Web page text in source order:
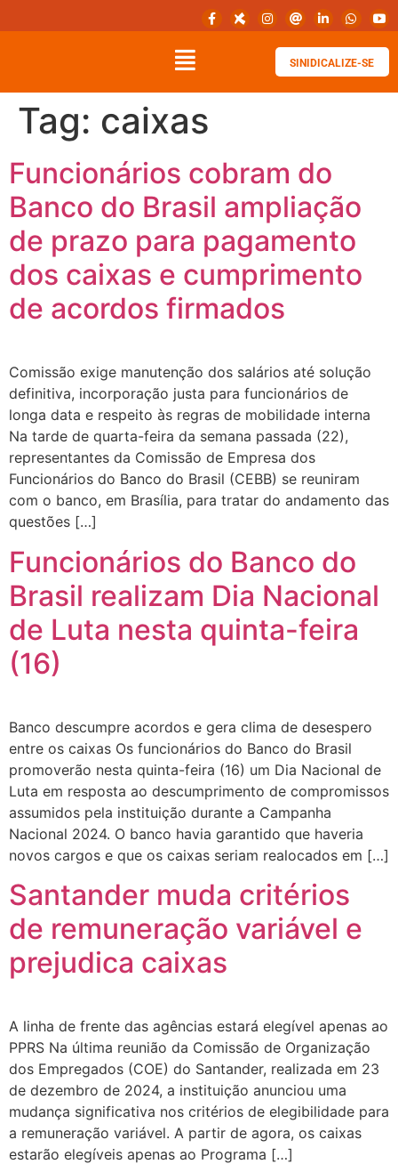
SINIDICALIZE-SE
Tag: caixas
Funcionários cobram do
Banco do Brasil ampliação
de prazo para pagamento
dos caixas e cumprimento
de acordos firmados
Comissão exige manutenção dos salários até solução
definitiva, incorporação justa para funcionários de
longa data e respeito às regras de mobilidade interna
Na tarde de quarta-feira da semana passada (22),
representantes da Comissão de Empresa dos
Funcionários do Banco do Brasil (CEBB) se reuniram
com o banco, em Brasília, para tratar do andamento das
questões […]
Funcionários do Banco do
Brasil realizam Dia Nacional
de Luta nesta quinta-feira
(16)
Banco descumpre acordos e gera clima de desespero
entre os caixas Os funcionários do Banco do Brasil
promoverão nesta quinta-feira (16) um Dia Nacional de
Luta em resposta ao descumprimento de compromissos
assumidos pela instituição durante a Campanha
Nacional 2024. O banco havia garantido que haveria
novos cargos e que os caixas seriam realocados em […]
Santander muda critérios
de remuneração variável e
prejudica caixas
A linha de frente das agências estará elegível apenas ao
PPRS Na última reunião da Comissão de Organização
dos Empregados (COE) do Santander, realizada em 23
de dezembro de 2024, a instituição anunciou uma
mudança significativa nos critérios de elegibilidade para
a remuneração variável. A partir de agora, os caixas
estarão elegíveis apenas ao Programa […]